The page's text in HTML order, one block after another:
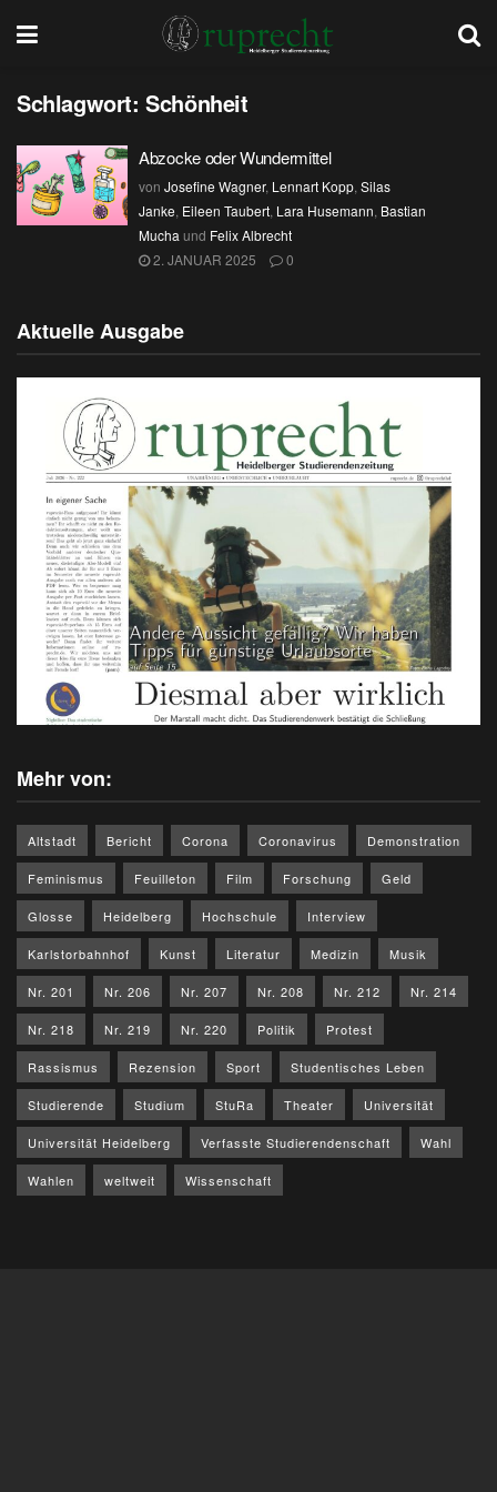
Schlagwort:Schönheit
Abzocke oder Wundermittel
von Josefine Wagner, Lennart Kopp, Silas
Janke, Eileen Taubert, Lara Husemann, Bastian
Mucha und Felix Albrecht
2. JANUAR 2025
0
Aktuelle Ausgabe
Mehr von:
Altstadt Bericht Corona Coronavirus Demonstration
Feminismus Feuilleton Film Forschung Geld
Glosse Heidelberg Hochschule Interview
Karlstorbahnhof Kunst Literatur Medizin Musik
Nr. 201 Nr. 206 Nr. 207 Nr. 208 Nr. 212 Nr. 214
Nr. 218 Nr. 219 Nr. 220 Politik Protest
Rassismus Rezension Sport Studentisches Leben
Studierende Studium StuRa Theater Universität
Universität Heidelberg Verfasste Studierendenschaft Wahl
Wahlen weltweit Wissenschaft